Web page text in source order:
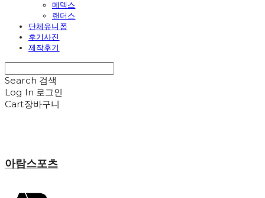
메덱스
랜더스
단체유니폼
후기사진
제작후기
Search 검색
Log In 로그인
Cart장바구니
아람스포츠